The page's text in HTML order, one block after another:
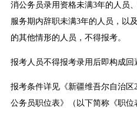
消公务员录用资格未满3年的人员
服务期内辞职未满3年的人员，以
的其他情形的人员，不得报考。
报考人员不得报考录用后即构成回
报考条件详见《新疆维吾尔自治区
公务员职位表》（以下简称《职位